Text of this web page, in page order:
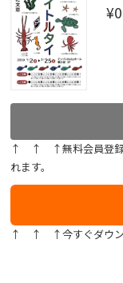
¥0
↑ ↑ ↑無料会員登録を
れます。
↑ ↑ ↑今すぐダウン